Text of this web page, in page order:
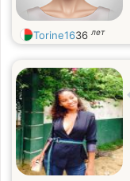
Torine1636 лет